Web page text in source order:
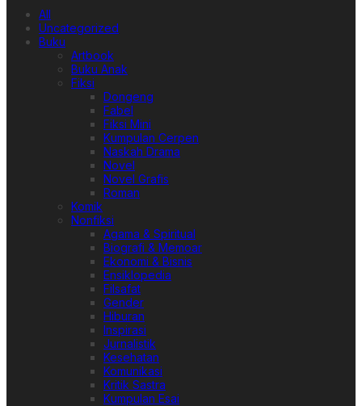
All
Uncategorized
Buku
Artbook
Buku Anak
Fiksi
Dongeng
Fabel
Fiksi Mini
Kumpulan Cerpen
Naskah Drama
Novel
Novel Grafis
Roman
Komik
Nonfiksi
Agama & Spiritual
Biografi & Memoar
Ekonomi & Bisnis
Ensiklopedia
Filsafat
Gender
Hiburan
Inspirasi
Jurnalistik
Kesehatan
Komunikasi
Kritik Sastra
Kumpulan Esai